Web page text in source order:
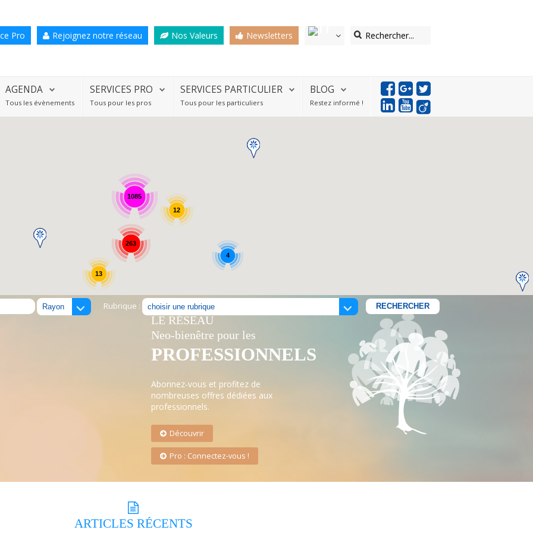
Pro Rejoignez notre réseau Nos Valeurs Newsletters
AGENDA
Tous les évènements
SERVICES PRO
Tous pour les pros
SERVICES PARTICULIER
Tous pour les particuliers
BLOG
Restez informé !
1085
13
263
4
12
Rubrique :
LE RÉSEAU
Neo-bienêtre pour les
PROFESSIONNELS
Abonnez-vous et profitez de
nombreuses offres dédiées aux
professionnels.
Découvrir
Pro : Connectez-vous !
ARTICLES RÉCENTS